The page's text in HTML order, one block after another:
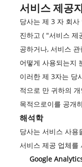
서비스 제공
당사는 제 3 자 회
진하고 ( "서비스 제
공하거나, 서비스
어떻게 사용되는지
이러한 제 3자는 당
적으로 만 귀하의
목적으로이를 공개
해석학
당사는 서비스 사용
서비스 제공 업체를
Google